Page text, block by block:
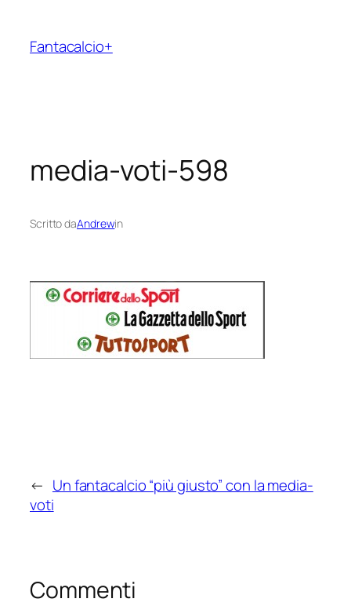
contenuto
Fantacalcio+
media-voti-598
Scritto daAndrewin
← Un fantacalcio “più giusto” con la media-
voti
Commenti